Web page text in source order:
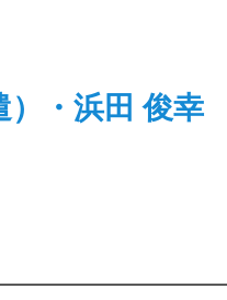
）・浜田 俊幸